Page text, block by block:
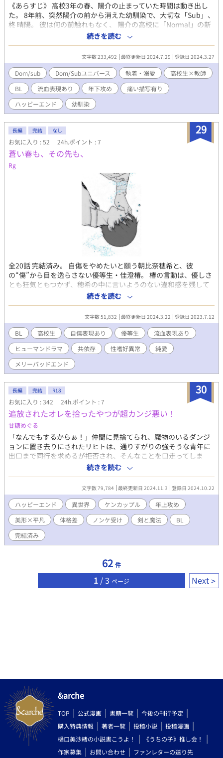
《あらすじ》 高校3年の春、陽介の止まっていた時間は動き出し
た。 8年前、突然陽介の前から消えた幼馴染で、大切な「Sub」、
柊 晴陽。 彼は何の前触れもなく、 陽介の高校に「Normal」の新
任教師としてやってきた。 「自分はNormalである」と説明する晴
陽に動揺を隠しきれない陽介は、 真相を突き止めるため、晴陽に
会いに行く。 ーーこの新任教師は、陽介の大切なSubなのか、そ
れとも… 8年前、柊晴陽の身に起きた出来事をきっかけに、
Dom/Subという第二の性に向き合い、悩み、 自分の特異的な性
質に、彼らは向き合っていくことになる。 【Dom高校生：椎名陽
介】と【Sub教師：柊晴陽】が織りなす 重くて甘い、愛の物語ー
ー ★暴力的表現や、性的描写を含みます。 突然そういったシー
ンに突入する場合があるので、 心構えをお願いします。 ★ご都
ら幸いです ★更新は毎日21時更新を予定しています。
続きを読む
文字数 233,492 最終更新日 2024.7.29 登録日 2024.3.27
Dom/sub Dom/Subユニバース 執着・溺愛
高校生×教師
BL
流血表現あり 年下攻め
痛い描写有り
ハッピーエンド
幼馴染
29
長編 完結 なし
お気に入り : 52 24h.ポイント : 7
蒼い春も、その先も、
Rg
全20話 完結済み。 自傷をやめたいと願う朝比奈穂希と、彼
の“傷”から目を逸らさない優等生・佳澄椿。 椿の言動は、優しさ
とも狂気ともつかず、穂希の中に言いようのない違和感を残して
いく。 そんな中で告げられた「好きだ」という言葉は、救いか、
それとも――――。 ※自傷描写あり。
続きを読む
文字数 51,832 最終更新日 2024.3.22 登録日 2023.7.12
BL 高校生 自傷表現あり 優等生
流血表現あり
ヒューマンドラマ
共依存 性嗜好異常
純愛
メリーバッドエンド
30
長編 完結 R18
お気に入り : 342 24h.ポイント : 7
追放されたオレを拾ったやつが超カンジ悪い！
甘糖めぐる
「なんでもするからぁ！」仲間に見捨てられ、魔物のいるダンジ
ョンに置き去りにされたリヒトは、通りすがりの強そうな青年に
出口まで同行を求めるが拒否され、そんなことを口走ってしま
う。それから青年に拾われて、アレコレされたり重大な事件に巻
き込まれたり――。 田舎から王都へ出稼ぎにきたリヒトの受難と
恋とその他色々 ◇六歳差＆身長差ケンカップルです。 ※R18シー
ンはタイトルに表記します。 ※戦闘による流血表現あり（描写は
軽めですが苦手な方はご注意ください）
続きを読む
文字数 79,784 最終更新日 2024.11.3 登録日 2024.10.22
ハッピーエンド 異世界 ケンカップル
年上攻め
美形×平凡
体格差 ノンケ受け 剣と魔法
BL
完結済み
62 件
1 / 3 ページ Next
&arche
TOP 公式漫画 書籍一覧
今後の刊行予定
購入特典情報
著者一覧 投稿小説
投稿漫画
樋口美沙緒の小説書こうよ！
《うちの子》推し会！
作家募集
お問い合わせ ファンレターの送り先